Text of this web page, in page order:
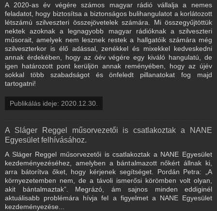
A 2020-as év végére számos magyar rádió vállalja a nemes
feladatot, hogy biztosítsa a biztonságos bulihangulatot a korlátozott
létszámú szilveszteri összejövetelek számára. Mi összegyűjtöttük
nektek azoknak a legnagyobb magyar rádióknak a szilveszteri
műsorait, amelyek nem lesznek restek a hallgatóik számára még
szilveszterkor is élő adással, zenékkel és mixekkel kedveskedni
annak érdekében, hogy az óév végére egy kiváló hangulatú, de
igen határozott pont kerüljön annak reményében, hogy az újév
sokkal több szabadságot és önfeledt pillanatokat fog majd
tartogatni!
Publikálás ideje: 2020.12.30.
A Sláger Reggel műsorvezetői is csatlakoztak a NANE
Egyesület felhívásához.
A Sláger Reggel műsorvezetői is csatlakoztak a NANE Egyesület
kezdeményezéséhez, amelyben a bántalmazott nőkért állnak ki,
arra bátorítva őket, hogy kérjenek segítséget. Pordán Petra: „A
környezetemben nem, de a távoli ismerősi körömben volt olyan,
akit bántalmaztak”. Megrázó, ám sajnos minden eddiginél
aktuálisabb problémára hívja fel a figyelmet a NANE Egyesület
kezdeményezése...